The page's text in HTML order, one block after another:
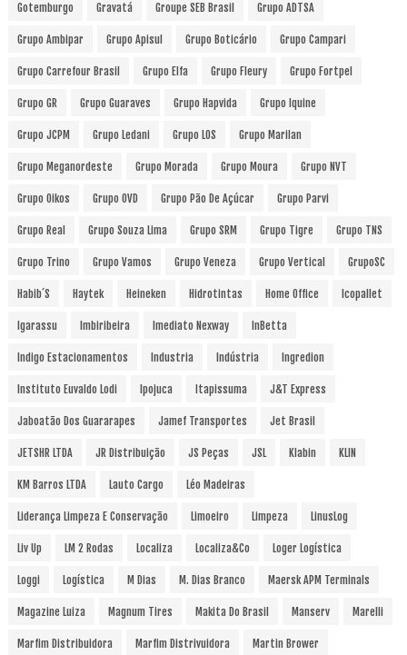
Gotemburgo Gravatá Groupe SEB Brasil Grupo ADTSA
Grupo Ambipar Grupo Apisul Grupo Boticário Grupo Campari
Grupo Carrefour Brasil Grupo Elfa Grupo Fleury Grupo Fortpel
Grupo GR Grupo Guaraves Grupo Hapvida Grupo Iquine
Grupo JCPM Grupo Ledani Grupo LOS Grupo Marilan
Grupo Meganordeste Grupo Morada Grupo Moura Grupo NVT
Grupo Oikos Grupo OVD Grupo Pão De Açúcar Grupo Parvi
Grupo Real Grupo Souza Lima Grupo SRM Grupo Tigre Grupo TNS
Grupo Trino Grupo Vamos Grupo Veneza Grupo Vertical GrupoSC
Habib´s Haytek Heineken Hidrotintas Home Office Icopallet
Igarassu Imbiribeira Imediato Nexway InBetta
Indigo Estacionamentos Industria Indústria Ingredion
Instituto Euvaldo Lodi Ipojuca Itapissuma J&T Express
Jaboatão Dos Guararapes Jamef Transportes Jet Brasil
JETSHR LTDA JR Distribuição JS Peças JSL Klabin KLIN
KM Barros LTDA Lauto Cargo Léo Madeiras
Liderança Limpeza E Conservação Limoeiro Limpeza LinusLog
Liv Up LM 2 Rodas Localiza Localiza&Co Loger Logística
Loggi Logística M Dias M. Dias Branco Maersk APM Terminals
Magazine Luiza Magnum Tires Makita Do Brasil Manserv Marelli
Marfim Distribuidora Marfim Distrivuidora Martin Brower